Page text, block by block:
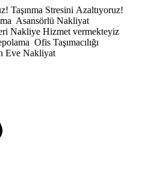
Taşınma Stresini Azaltıyoruz!
Asansörlü Nakliyat
Nakliye Hizmet vermekteyiz
Ofis Taşımacılığı
Eve Nakliyat